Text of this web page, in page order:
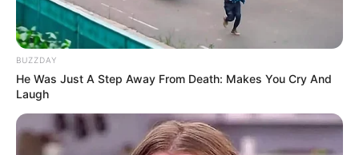
Quermania folgen:
Smartphone Startseite
BUZZDAY
He Was Just A Step Away From Death: Makes You Cry And
Laugh